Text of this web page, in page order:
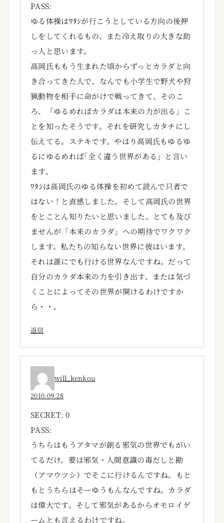
PASS:
ゆる体操はﾜﾀｼが行こうとしている方向の後押
しをしてくれるもの、また冷え取りの大きな助
っ人と思います。
高岡氏ももう生まれた頃からずっとカラダと向
き合ってきた人で、なんでも小学生で野犬や狩
猟動物を相手に命がけで戦ってきて、そのこ
ろ、「ゆるめればカラダは本来の力が出る」こ
とを知ったそうです。それを研究しカタチにし
伝えてる。ステキです。やはり高岡氏もゆるゆ
るにゆるめれば｢全く違う世界がある」と言い
ます。
ﾜﾀｼは高岡氏のゆる体操を初めて読んで只者で
はない！と直感しました。そして高岡氏の世界
をとことん知りたいと思いました。とても及び
ませんが「本来のカラダ」への期待でワクワク
します。私たちの知らない世界に彼はいます。
それは誰にでも行ける世界なんですね。だって
自分のカラダ本来の力を引き出す、または気づ
くことによってその世界が開けるわけですか
ら・・。
返信
will_kenkou
2010.09.28
SECRET: 0
PASS:
うちらはもうアタマが創る邪気の世界でもがい
てるだけ。要は邪気・人間意識の毒だしと勘
（アマウツシ）でそこに行けるんですね。もと
もとうちらはそーゆうもんなんですね。カラダ
は偉大です。そして邪気があるからオモロイゲ
ームとも言えるわけですね。